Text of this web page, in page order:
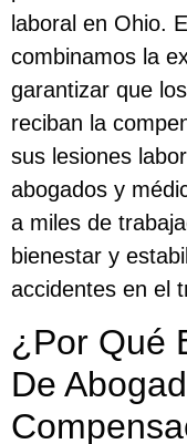
laboral en Ohio.
combinamos la
garantizar que
reciban la
sus lesiones
abogados y
a miles de
bienestar y
accidentes en el
¿Por Qué
De